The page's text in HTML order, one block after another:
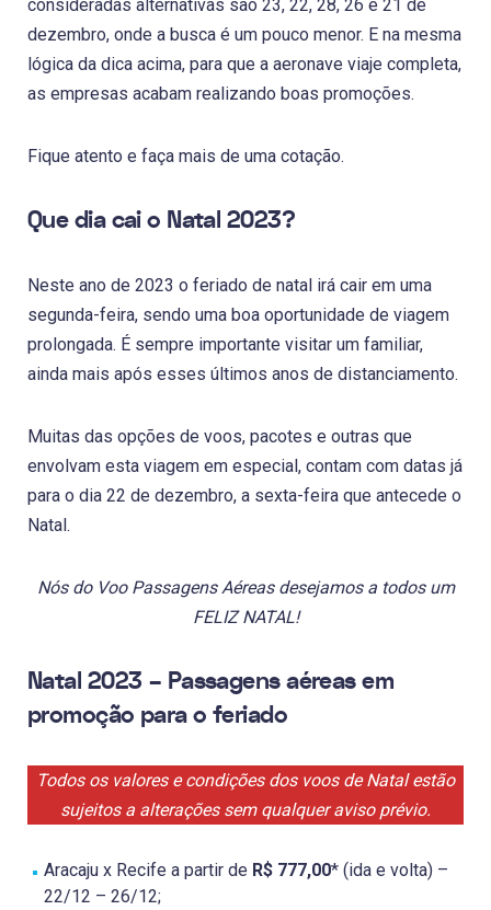
consideradas alternativas são 23, 22, 28, 26 e 21 de
dezembro, onde a busca é um pouco menor. E na mesma
lógica da dica acima, para que a aeronave viaje completa,
as empresas acabam realizando boas promoções.
Fique atento e faça mais de uma cotação.
Que dia cai o Natal 2023?
Neste ano de 2023 o feriado de natal irá cair em uma
segunda-feira, sendo uma boa oportunidade de viagem
prolongada. É sempre importante visitar um familiar,
ainda mais após esses últimos anos de distanciamento.
Muitas das opções de voos, pacotes e outras que
envolvam esta viagem em especial, contam com datas já
para o dia 22 de dezembro, a sexta-feira que antecede o
Natal.
Nós do Voo Passagens Aéreas desejamos a todos um
FELIZ NATAL!
Natal 2023 – Passagens aéreas em
promoção para o feriado
Todos os valores e condições dos voos de Natal estão
sujeitos a alterações sem qualquer aviso prévio.
Aracaju x Recife a partir de R$ 777,00* (ida e volta) –
22/12 – 26/12;